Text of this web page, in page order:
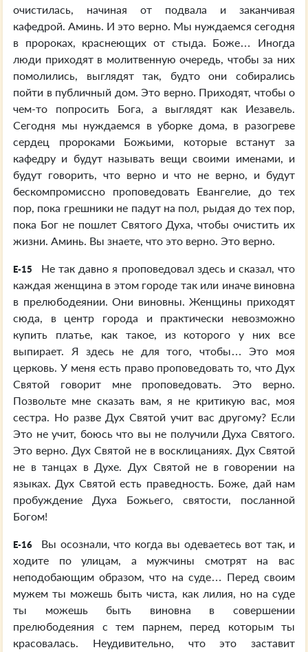
очистилась, начиная от подвала и заканчивая
кафедрой. Аминь. И это верно. Мы нуждаемся сегодня
в пророках, краснеющих от стыда. Боже… Иногда
люди приходят в молитвенную очередь, чтобы за них
помолились, выглядят так, будто они собирались
пойти в публичный дом. Это верно. Приходят, чтобы о
чем-то попросить Бога, а выглядят как Иезавель.
Сегодня мы нуждаемся в уборке дома, в разогреве
сердец пророками Божьими, которые встанут за
кафедру и будут называть вещи своими именами, и
будут говорить, что верно и что не верно, и будут
бескомпромиссно проповедовать Евангелие, до тех
пор, пока грешники не падут на пол, рыдая до тех пор,
пока Бог не пошлет Святого Духа, чтобы очистить их
жизни. Аминь. Вы знаете, что это верно. Это верно.
E-15
Не так давно я проповедовал здесь и сказал, что
каждая женщина в этом городе так или иначе виновна
в прелюбодеянии. Они виновны. Женщины приходят
сюда, в центр города и практически невозможно
купить платье, как такое, из которого у них все
выпирает. Я здесь не для того, чтобы… Это моя
церковь. У меня есть право проповедовать то, что Дух
Святой говорит мне проповедовать. Это верно.
Позвольте мне сказать вам, я не критикую вас, моя
сестра. Но разве Дух Святой учит вас другому? Если
Это не учит, боюсь что вы не получили Духа Святого.
Это верно. Дух Святой не в восклицаниях. Дух Святой
не в танцах в Духе. Дух Святой не в говорении на
языках. Дух Святой есть праведность. Боже, дай нам
пробуждение Духа Божьего, святости, посланной
Богом!
E-16
Вы осознали, что когда вы одеваетесь вот так, и
ходите по улицам, а мужчины смотрят на вас
неподобающим образом, что на суде… Перед своим
мужем ты можешь быть чиста, как лилия, но на суде
ты можешь быть виновна в совершении
прелюбодеяния с тем парнем, перед которым ты
красовалась. Неудивительно, что это заставит